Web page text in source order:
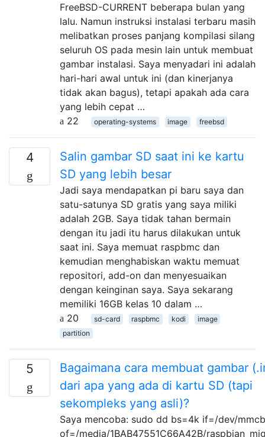
FreeBSD-CURRENT beberapa bulan yang
lalu. Namun instruksi instalasi terbaru masih
melibatkan proses panjang kompilasi silang
seluruh OS pada mesin lain untuk membuat
gambar instalasi. Saya menyadari ini adalah
hari-hari awal untuk ini (dan kinerjanya
tidak akan bagus), tetapi apakah ada cara
yang lebih cepat …
22
operating-systems image freebsd
4
Salin gambar SD saat ini ke kartu
SD yang lebih besar
Jadi saya mendapatkan pi baru saya dan
satu-satunya SD gratis yang saya miliki
adalah 2GB. Saya tidak tahan bermain
dengan itu jadi itu harus dilakukan untuk
saat ini. Saya memuat raspbmc dan
kemudian menghabiskan waktu memuat
repositori, add-on dan menyesuaikan
dengan keinginan saya. Saya sekarang
memiliki 16GB kelas 10 dalam …
20
sd-card raspbmc kodi
image
partition
5
Bagaimana cara membuat gambar
dari apa yang ada di kartu SD (tapi
sekompleks yang asli)?
Saya mencoba: sudo dd bs=4k if=/dev/
of=/media/1BAB47551C66A42B/